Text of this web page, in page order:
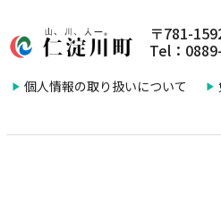
〒781-
Tel：
個人情報の取り扱いについて